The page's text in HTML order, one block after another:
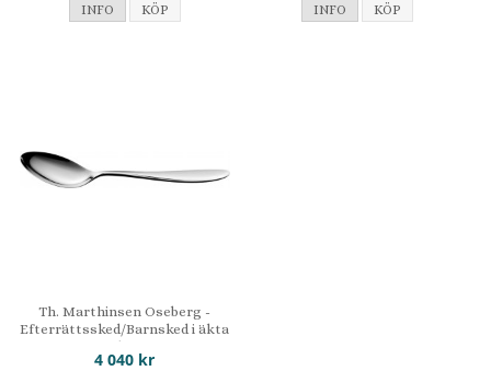
INFO KÖP INFO KÖP
Th. Marthinsen Oseberg -
Efterrättssked/Barnsked i äkta
silver
4 040 kr